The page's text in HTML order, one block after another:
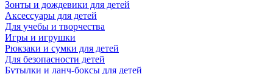
Зонты и дождевики для детей
Аксессуары для детей
Для учебы и творчества
Игры и игрушки
Рюкзаки и сумки для детей
Для безопасности детей
Бутылки и ланч-боксы для детей